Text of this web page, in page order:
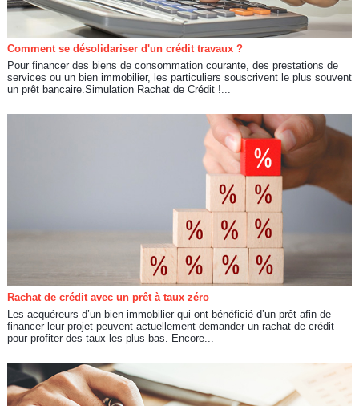
Comment se désolidariser d'un crédit travaux ?
Pour financer des biens de consommation courante, des prestations de
services ou un bien immobilier, les particuliers souscrivent le plus souvent
un prêt bancaire.Simulation Rachat de Crédit !...
Rachat de crédit avec un prêt à taux zéro
Les acquéreurs d’un bien immobilier qui ont bénéficié d’un prêt afin de
financer leur projet peuvent actuellement demander un rachat de crédit
pour profiter des taux les plus bas. Encore...